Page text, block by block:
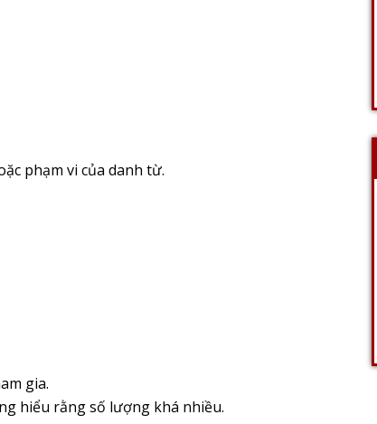
phạm vi của danh từ.
gia.
hiểu rằng số lượng khá nhiều.